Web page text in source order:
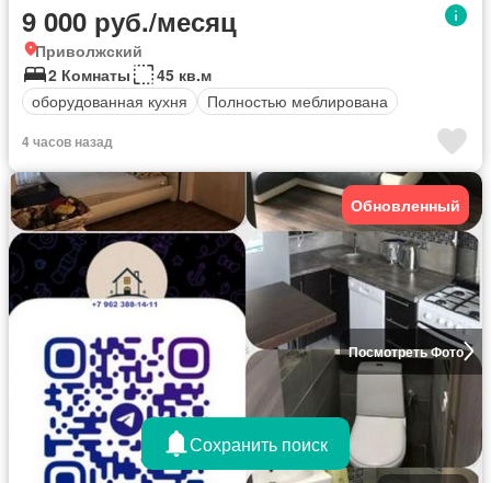
9 000 руб./месяц
Приволжский
2 Комнаты
45 кв.м
оборудованная кухня
Полностью меблирована
4 часов назад
Посмотреть Фото
Обновленный
Сохранить поиск